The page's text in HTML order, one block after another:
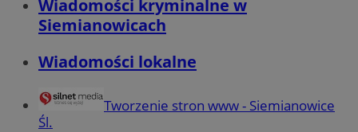
Wiadomości kryminalne w
Siemianowicach
Wiadomości lokalne
Tworzenie stron www - Siemianowice
Śl.